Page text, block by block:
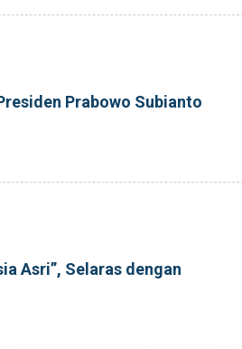
Prabowo Subianto
Asri”, Selaras dengan